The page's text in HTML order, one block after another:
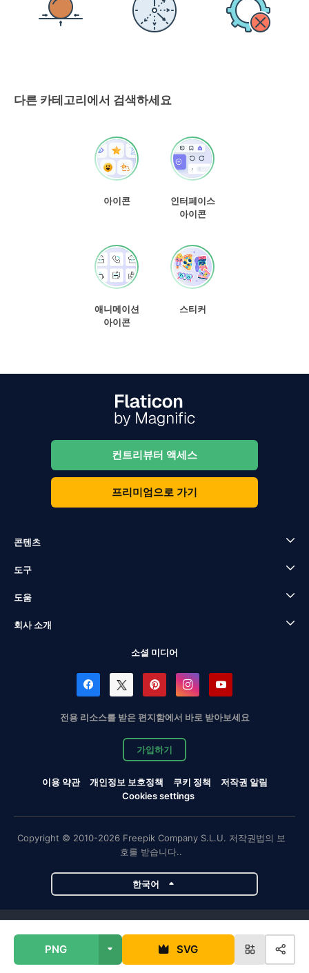
PNG SVG
다른 카테고리에서 검색하세요
아이콘
인터페이스
아이콘
애니메이션
아이콘
스티커
컨트리뷰터 액세스
프리미엄으로 가기
콘텐츠
도구
도움
회사 소개
소셜 미디어
전용 리소스를 받은 편지함에서 바로 받아보세요
가입하기
이용 약관 개인정보 보호정책 쿠키 정책
저작권 알림
Cookies settings
Copyright © 2010-2026 Freepik Company S.L.U. 저작권법의 보
호를 받습니다..
한국어